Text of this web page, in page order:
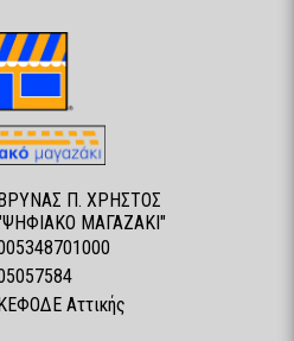
Π. ΧΡΗΣΤΟΣ
ΜΑΓΑΖΑΚΙ"
Αττικής